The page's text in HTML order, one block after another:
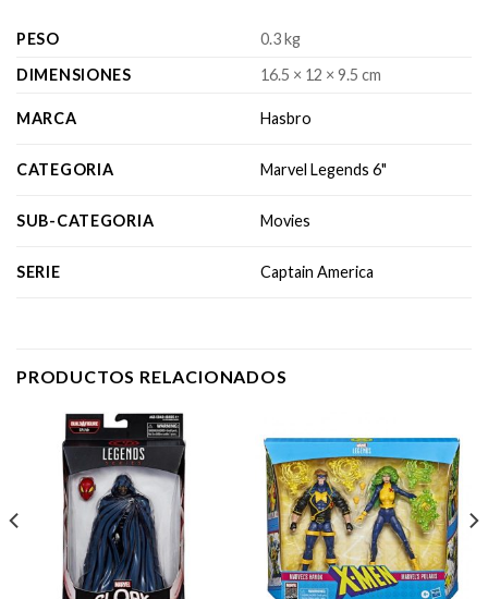
PESO
0.3 kg
DIMENSIONES
16.5 × 12 × 9.5 cm
MARCA Hasbro
CATEGORIA Marvel Legends 6"
SUB-CATEGORIA Movies
SERIE Captain America
PRODUCTOS RELACIONADOS